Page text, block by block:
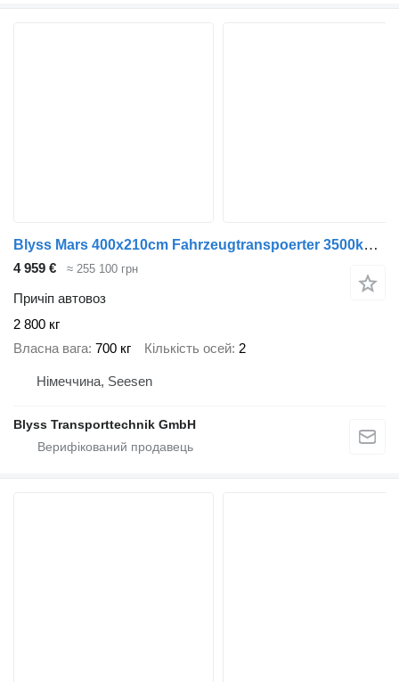
Blyss Mars 400x210cm Fahrzeugtranspoerter 3500kg zGG
4 959 € ≈ 255 100 грн
Причіп автовоз
2 800 кг
Власна вага 700 кг Кількість осей 2
Німеччина, Seesen
Blyss Transporttechnik GmbH